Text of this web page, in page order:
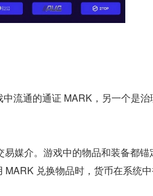
流通的通证 MARK，另一个是治
媒介。游戏中的物品和装备都锚
兑换物品时，货币在系统